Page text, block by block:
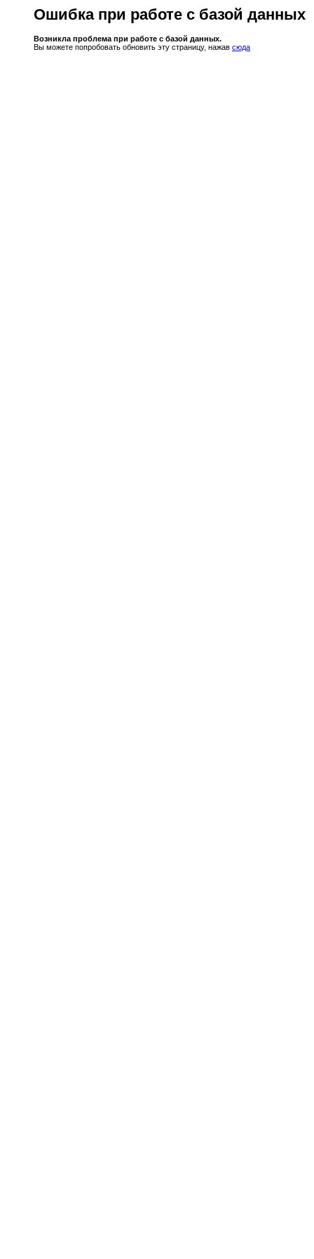
Ошибка при работе с базой данных
Возникла проблема при работе с базой данных.
Вы можете попробовать обновить эту страницу, нажав сюда